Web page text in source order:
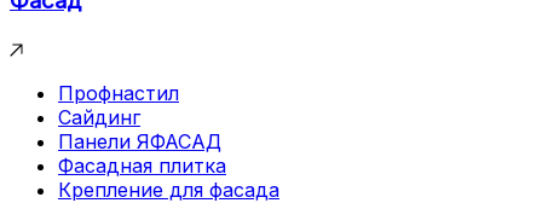
Профнастил
Сайдинг
Панели ЯФАСАД
Фасадная плитка
Крепление для фасада